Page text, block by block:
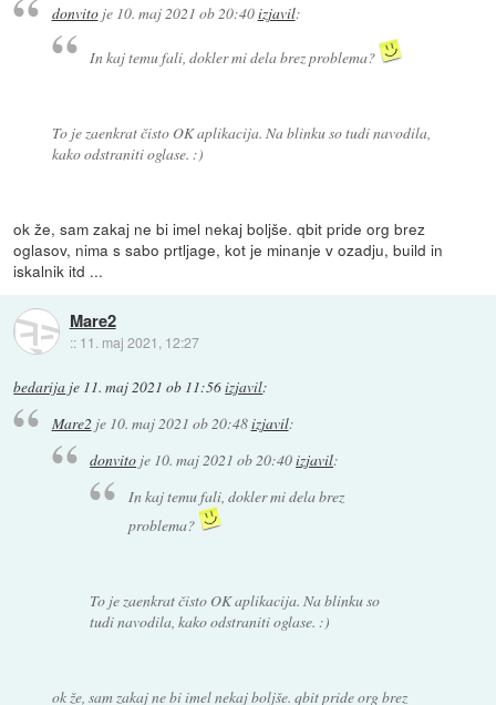
donvitoje 10. maj 2021 ob 20:40izjavil:
In kaj temu fali, dokler mi dela brez problema?
To je zaenkrat čisto OK aplikacija. Na blinku so tudi navodila,
kako odstraniti oglase. :)
ok že, sam zakaj ne bi imel nekaj boljše. qbit pride org brez
oglasov, nima s sabo prtljage, kot je minanje v ozadju, build in
iskalnik itd ...
Mare2
:: 11. maj 2021, 12:27
bedarija je 11. maj 2021 ob 11:56izjavil:
Mare2je 10. maj 2021 ob 20:48izjavil:
donvito je 10. maj 2021 ob 20:40izjavil:
In kaj temu fali, dokler mi dela brez
problema?
To je zaenkrat čisto OK aplikacija. Na blinku so
tudi navodila, kako odstraniti oglase. :)
ok že, sam zakaj ne bi imel nekaj boljše. qbit pride org brez